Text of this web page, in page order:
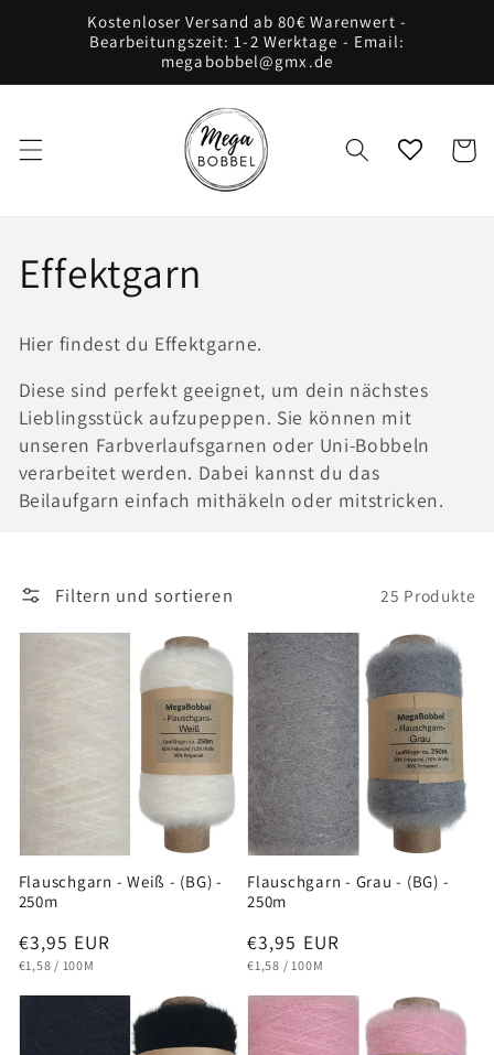
Kostenloser Versand ab 80€ Warenwert -
Bearbeitungszeit: 1-2 Werktage - Email:
megabobbel@gmx.de
K
a
t
e
g
r
i
Effektgarn
Hier findest du Effektgarne.
Diese sind perfekt geeignet, um dein nächstes
Lieblingsstück aufzupeppen. Sie können mit
unseren Farbverlaufsgarnen oder Uni-Bobbeln
verarbeitet werden. Dabei kannst du das
Beilaufgarn einfach mithäkeln oder mitstricken.
Filtern und sortieren 25 Produkte
Flauschgarn - Weiß - (BG) -
250m
Normaler
Preis
€3,95 EUR
GRUNDPREIS
€1,58 / PRO
100M
Flauschgarn - Grau - (BG) -
250m
Normaler
Preis
€3,95 EUR
GRUNDPREIS
€1,58 / PRO
100M